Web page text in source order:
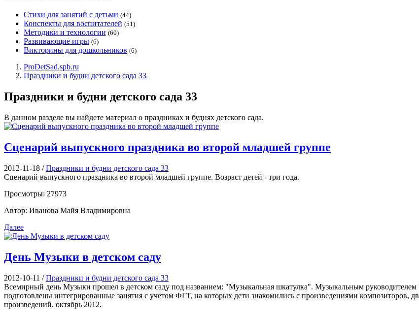
Стихи для занятий с детьми (44)
Конспекты для воспитателей (51)
Методики и технологии (60)
Развивающие игры (6)
Викторины для дошкольников (6)
ProDetSad.spb.ru
Праздники и будни детского сада 33
Праздники и будни детского сада 33
В данном разделе вы найдете материал о праздниках и буднях детского сада.
Сценарий выпускного праздника во второй младшей группе
2012-11-18 /Праздники и будни детского сада 33
Сценарий выпускного праздника во второй младшей группе. Возраст детей - три года.
Просмотры: 27973
Автор: Иванова Майя Владимировна
Далее
День Музыки в детском саду
2012-10-11 /Праздники и будни детского сада 33
Всемирный день Музыки прошел в детском саду под названием: "Музыкальная шкатулка". Музыкальным
подготовлены интегрированные занятия с учетом ФГТ, на которых дети знакомились с произведениями композиторов,
произведений. октябрь 2012.